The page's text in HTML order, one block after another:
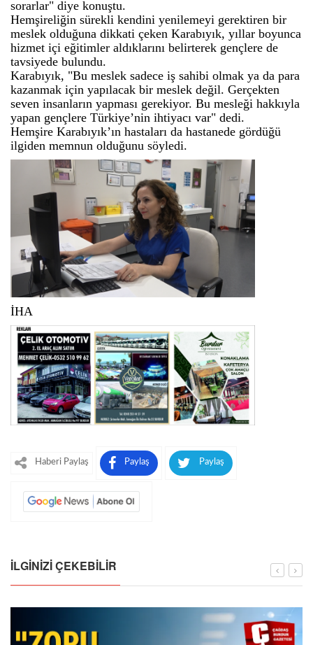
sorarlar" diye konuştu.
Hemşireliğin sürekli kendini yenilemeyi gerektiren bir
meslek olduğuna dikkati çeken Karabıyık, yıllar boyunca
hizmet içi eğitimler aldıklarını belirterek gençlere de
tavsiyede bulundu.
Karabıyık, "Bu meslek sadece iş sahibi olmak ya da para
kazanmak için yapılacak bir meslek değil. Gerçekten
seven insanların yapması gerekiyor. Bu mesleği hakkıyla
yapan gençlere Türkiye’nin ihtiyacı var" dedi.
Hemşire Karabıyık’ın hastaları da hastanede gördüğü
ilgiden memnun olduğunu söyledi.
İHA
Haberi Paylaş Paylaş Paylaş
İLGINIZI ÇEKEBILIR